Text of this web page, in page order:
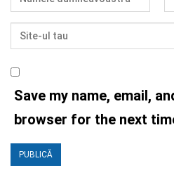
Save my name, email,
browser for the next